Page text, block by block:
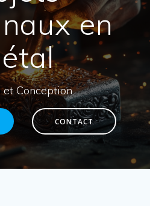
en
et Conception
CONTACT